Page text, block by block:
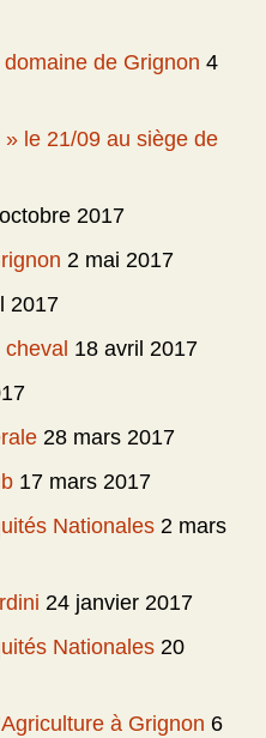
de Grignon 4
le 21/09 au siège de
2017
2 mai 2017
2017
18 avril 2017
28 mars 2017
17 mars 2017
Nationales 2 mars
24 janvier 2017
Nationales 20
à Grignon 6